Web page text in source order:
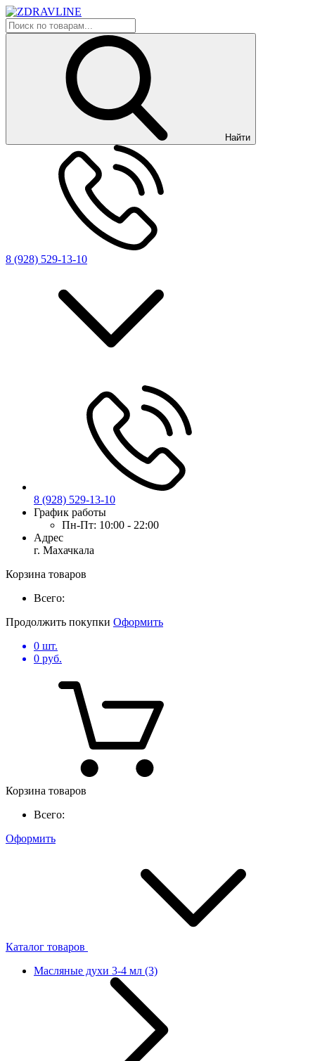
Найти
8 (928) 529-13-10
8 (928) 529-13-10
График работы
Пн-Пт: 10:00 - 22:00
Адрес
г. Махачкала
Корзина товаров
Всего:
Продолжить покупки Оформить
0 шт.
0 руб.
Корзина товаров
Всего:
Оформить
Каталог товаров
Масляные духи 3-4 мл (3)